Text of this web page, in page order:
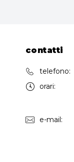
contatti
telefono:
orari:
e-mail: